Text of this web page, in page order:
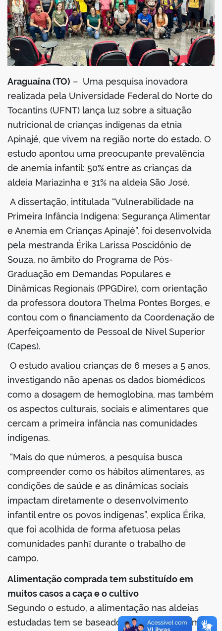
portal
Araguaína (TO) – Uma pesquisa inovadora
realizada pela Universidade Federal do Norte do
Tocantins (UFNT) lança luz sobre a situação
nutricional de crianças indígenas da etnia
Apinajé, que vivem na região norte do estado. O
estudo apontou uma preocupante prevalência
de anemia infantil: 50% entre as crianças da
aldeia Mariazinha e 31% na aldeia São José.
A dissertação, intitulada “Vulnerabilidade na
Primeira Infância Indígena: Segurança Alimentar
e Anemia em Crianças Apinajé”, foi desenvolvida
pela mestranda Érika Larissa Poscidônio de
Souza, no âmbito do Programa de Pós-
Graduação em Demandas Populares e
Dinâmicas Regionais (PPGDire), com orientação
da professora doutora Thelma Pontes Borges, e
contou com o financiamento da Coordenação de
Aperfeiçoamento de Pessoal de Nível Superior
(Capes).
O estudo avaliou crianças de 6 meses a 5 anos,
investigando não apenas os dados biomédicos
como a dosagem de hemoglobina, mas também
os aspectos culturais, sociais e alimentares que
cercam a primeira infância nas comunidades
indígenas.
“Mais do que números, a pesquisa busca
compreender como os hábitos alimentares, as
condições de saúde e as dinâmicas sociais
impactam diretamente o desenvolvimento
infantil entre os povos indígenas”, explica Érika,
que foi acolhida de forma afetuosa pelas
comunidades panhĩ durante o trabalho de
campo.
Alimentação comprada tem substituído em
muitos casos a caça e o cultivo
Segundo o estudo, a alimentação nas aldeias
estudadas tem se baseado cada vez mais em